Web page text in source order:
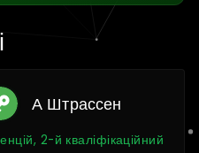
А Штрассен
2-й кваліфікаційний